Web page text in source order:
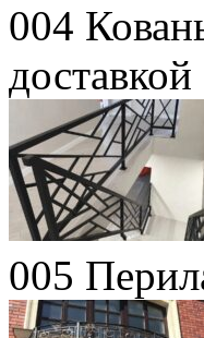
004
доставкой
005